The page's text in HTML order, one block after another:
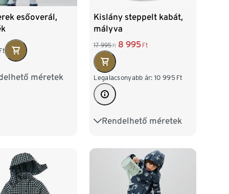
esőoverál,
Ft
méretek
86/92
Kislány steppelt kabát,
mályva
17 995 Ft 8 995 Ft
Legalacsonyabb ár: 10 995 Ft
Rendelhető méretek
86/92 98/104